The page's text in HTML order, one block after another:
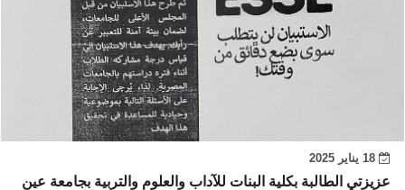
عزيزتي الطالبة بكلية البنات للآداب والعلوم والتربية بجامعة عين